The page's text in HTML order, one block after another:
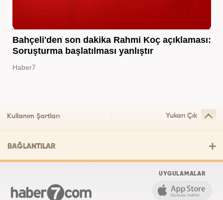
Bahçeli'den son dakika Rahmi Koç açıklaması:
Soruşturma başlatılması yanlıştır
Haber7
Kullanım Şartları Yukarı Çık
BAĞLANTILAR
UYGULAMALAR